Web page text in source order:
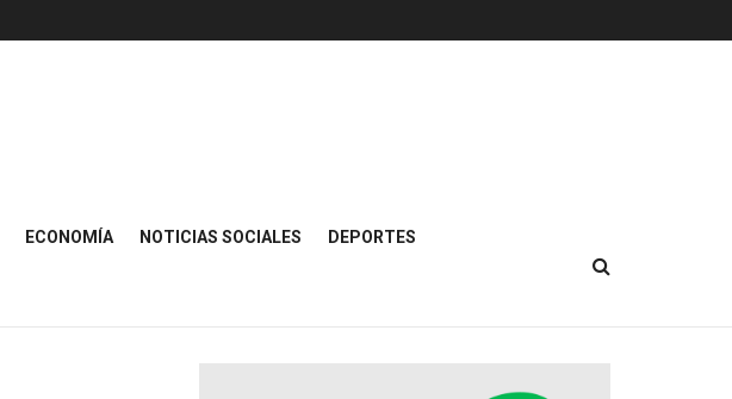
ECONOMÍA NOTICIAS SOCIALES DEPORTES